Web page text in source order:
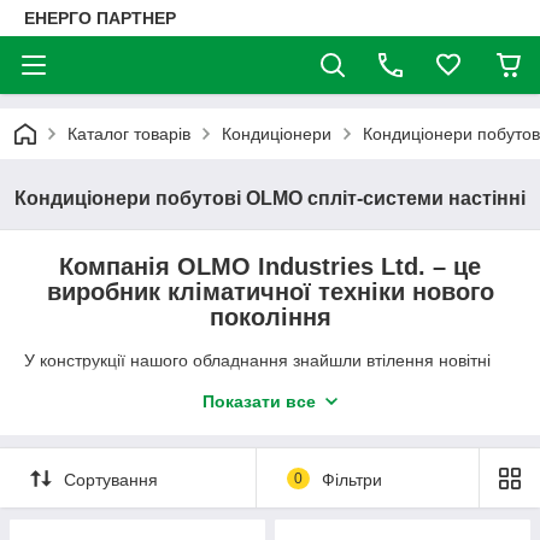
ЕНЕРГО ПАРТНЕР
Каталог товарів Кондиціонери Кондиціонери
Кондиціонери побутові OLMO спліт-системи настінні
Компанія OLMO Industries Ltd. – це
виробник кліматичної техніки нового
покоління
У конструкції нашого обладнання знайшли втілення новітні
Стильний дизайн, компактність, висока енергоефективність і
низький рівень шуму перетворюють її в ідеальний вибір для
Показати все
Сортування 0 Фільтри